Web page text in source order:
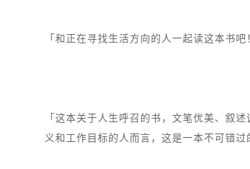
「和正在寻找生活方向的人一起读这本书
「这本关于人生呼召的书，文笔优美、叙
义和工作目标的人而言，这是一本不可错过